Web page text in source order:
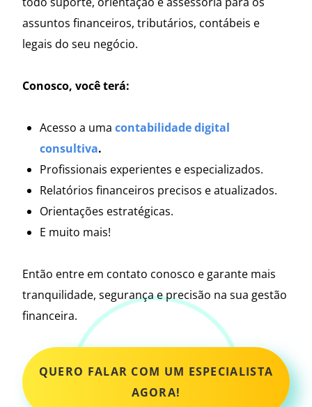
assuntos financeiros, tributários, contábeis e
legais do seu negócio.
Conosco, você terá:
Acesso a uma contabilidade digital
consultiva.
Profissionais experientes e especializados.
Relatórios financeiros precisos e atualizados.
Orientações estratégicas.
E muito mais!
Então entre em contato conosco e garante mais
tranquilidade, segurança e precisão na sua gestão
financeira.
QUERO FALAR COM UM ESPECIALISTA
AGORA!